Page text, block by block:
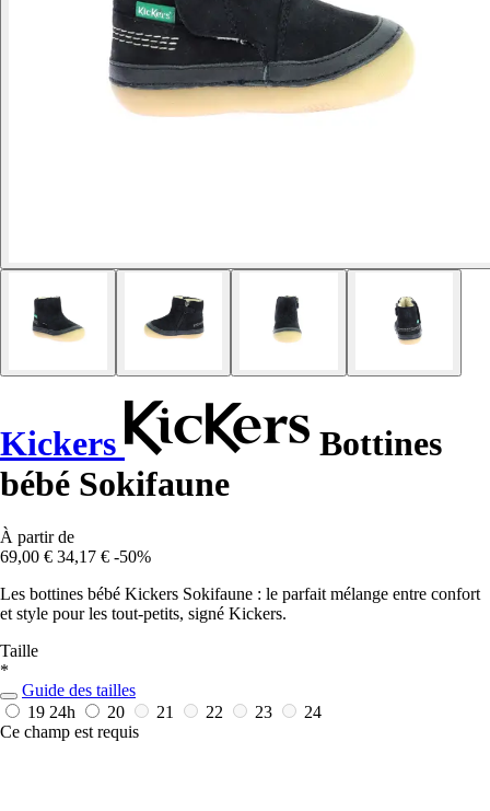
Kickers
Bottines
bébé Sokifaune
À partir de
69,00 € 34,17 € -50%
Les bottines bébé Kickers Sokifaune : le parfait mélange entre confort
et style pour les tout-petits, signé Kickers.
Taille
*
Guide des tailles
19 24h 20 21 22 23
24
Ce champ est requis